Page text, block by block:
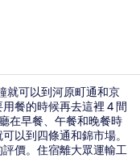
就可以到河原町通和京
餐的時候再去這裡 4 間
在早餐、午餐和晚餐時
以到四條通和錦市場。
價。住宿離大眾運輸工